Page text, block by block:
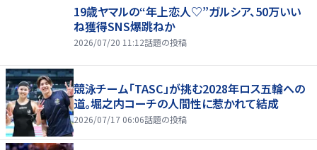
19歳ヤマルの“年上恋人♡”ガルシア、50万いい
ね獲得SNS爆跳ねか
2026/07/20 11:12話題の投稿
競泳チーム「TASC」が挑む2028年ロス五輪への
道。堀之内コーチの人間性に惹かれて結成
2026/07/17 06:06話題の投稿